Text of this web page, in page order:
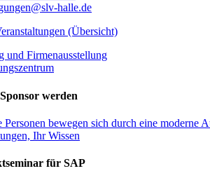
halle.de
(Übersicht)
und Firmenausstellung
werden
für SAP